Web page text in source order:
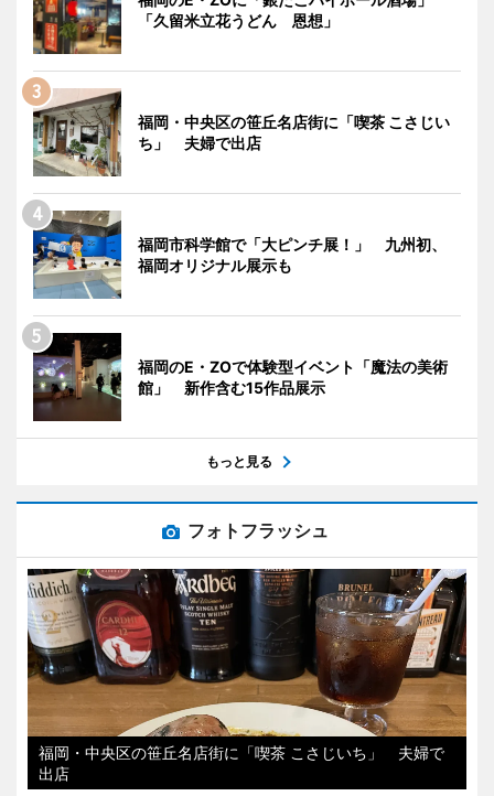
「久留米立花うどん 恩想」
福岡・中央区の笹丘名店街に「喫茶 こさじい
ち」 夫婦で出店
福岡市科学館で「大ピンチ展！」 九州初、
福岡オリジナル展示も
福岡のE・ZOで体験型イベント「魔法の美術
館」 新作含む15作品展示
もっと見る
フォトフラッシュ
福岡・中央区の笹丘名店街に「喫茶 こさじいち」 夫婦で
出店